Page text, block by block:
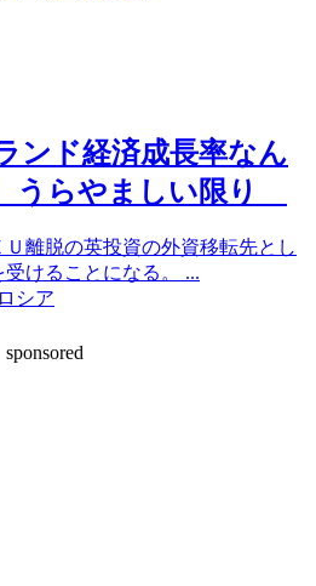
ンド経済成長率なん
うらやましい限り
離脱の英投資の外資移転先とし
けることになる。 ...
シア
sponsored